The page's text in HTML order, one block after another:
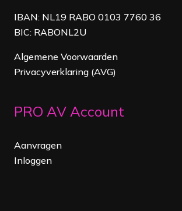
IBAN: NL19 RABO 0103 7760 36
BIC: RABONL2U
Algemene Voorwaarden
Privacyverklaring (AVG)
PRO AV Account
Aanvragen
Inloggen